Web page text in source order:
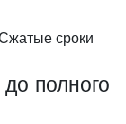
сроки
полного